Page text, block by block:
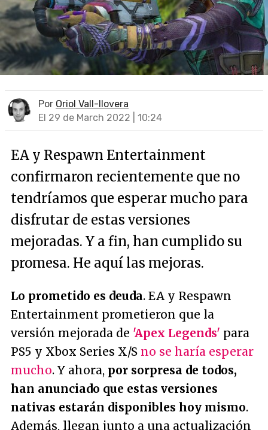
Por Oriol Vall-llovera
El 29 de March 2022 | 10:24
EA y Respawn Entertainment
confirmaron recientemente que no
tendríamos que esperar mucho para
disfrutar de estas versiones
mejoradas. Y a fin, han cumplido su
promesa. He aquí las mejoras.
Lo prometido es deuda. EA y Respawn
Entertainment prometieron que la
versión mejorada de 'Apex Legends' para
PS5 y Xbox Series X/S no se haría esperar
mucho. Y ahora, por sorpresa de todos,
han anunciado que estas versiones
nativas estarán disponibles hoy mismo.
Además, llegan junto a una actualización